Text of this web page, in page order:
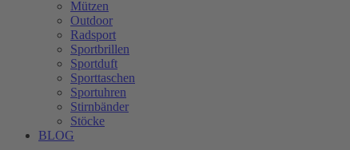
Mützen
Outdoor
Radsport
Sportbrillen
Sportduft
Sporttaschen
Sportuhren
Stirnbänder
Stöcke
BLOG